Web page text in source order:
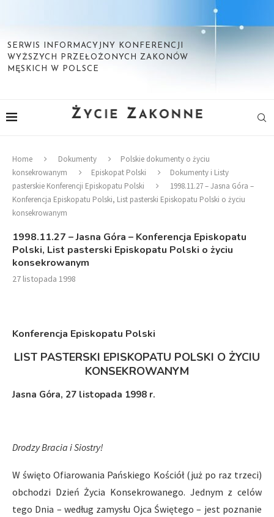
SERWIS INFORMACYJNY KONFERENCJI
WYŻSZYCH PRZEŁOŻONYCH ZAKONÓW
MĘSKICH W POLSCE
Home Dokumenty
Polskie dokumenty o życiu
konsekrowanym
Episkopat Polski
Dokumenty i Listy
pasterskie Konferencji Episkopatu Polski
1998.11.27 – Jasna Góra –
Konferencja Episkopatu Polski, List pasterski Episkopatu Polski o życiu
konsekrowanym
1998.11.27 – Jasna Góra – Konferencja Episkopatu
Polski, List pasterski Episkopatu Polski o życiu
konsekrowanym
27 listopada 1998
Konferencja Episkopatu Polski
LIST PASTERSKI EPISKOPATU POLSKI O ŻYCIU
KONSEKROWANYM
Jasna Góra, 27 listopada 1998 r.
Drodzy Bracia i Siostry!
W święto Ofiarowania Pańskiego Kościół (już po raz trzeci)
obchodzi Dzień Życia Konsekrowanego. Jednym z celów
tego Dnia – według zamysłu Ojca Świętego – jest poznanie